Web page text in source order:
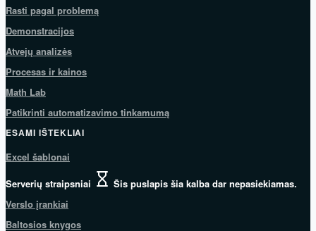
Rasti pagal problemą
Demonstracijos
Atvejų analizės
Procesas ir kainos
Math Lab
Patikrinti automatizavimo tinkamumą
ESAMI IŠTEKLIAI
Excel šablonai
Serverių straipsniai
Šis puslapis šia kalba dar nepasiekiamas.
Verslo įrankiai
Baltosios knygos